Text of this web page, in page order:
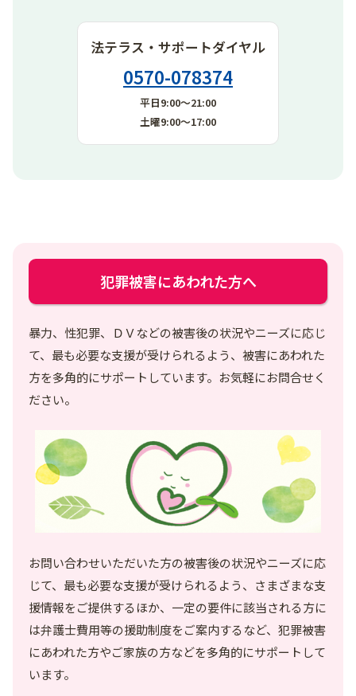
法テラス・サポートダイヤル
0570-078374
平日9:00～21:00
土曜9:00～17:00
犯罪被害にあわれた方へ
暴力、性犯罪、ＤＶなどの被害後の状況やニーズに応じ
て、最も必要な支援が受けられるよう、被害にあわれた
方を多角的にサポートしています。お気軽にお問合せく
ださい。
お問い合わせいただいた方の被害後の状況やニーズに応
じて、最も必要な支援が受けられるよう、さまざまな支
援情報をご提供するほか、一定の要件に該当される方に
は弁護士費用等の援助制度をご案内するなど、犯罪被害
にあわれた方やご家族の方などを多角的にサポートして
います。